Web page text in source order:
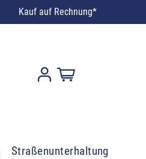
Kauf auf Rechnung*
Straßenunterhaltung